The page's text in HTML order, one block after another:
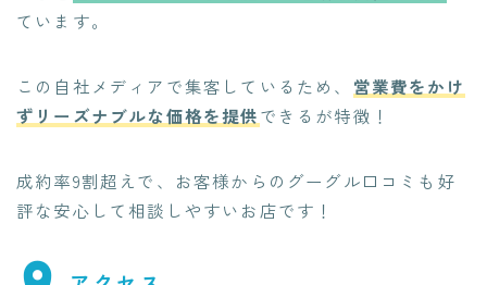
ています。
この自社メディアで集客しているため、 営業費をかけ
ずリーズナブルな価格を提供できるが特徴！
成約率9割超えで、お客様からのグーグル口コミも好
評な安心して相談しやすいお店です！